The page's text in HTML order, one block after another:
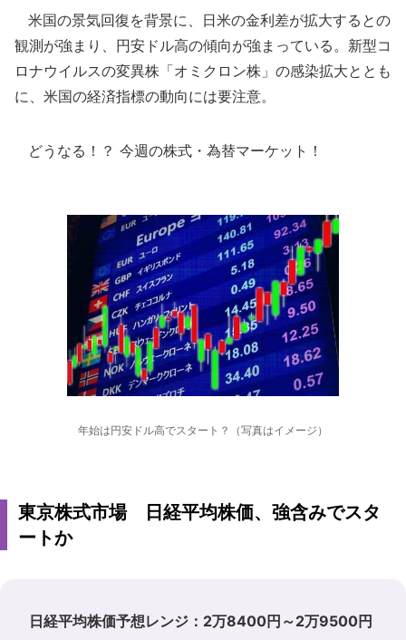
米国の景気回復を背景に、日米の金利差が拡大するとの
観測が強まり、円安ドル高の傾向が強まっている。新型コ
ロナウイルスの変異株「オミクロン株」の感染拡大ととも
に、米国の経済指標の動向には要注意。
どうなる！？ 今週の株式・為替マーケット！
年始は円安ドル高でスタート？（写真はイメージ）
東京株式市場 日経平均株価、強含みでスタ
ートか
日経平均株価予想レンジ：2万8400円～2万9500円